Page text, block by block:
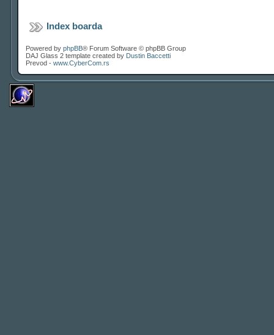
Index boarda
Powered by phpBB® Forum Software © phpBB Group
DAJ Glass 2 template created by Dustin Baccetti
Prevod - www.CyberCom.rs